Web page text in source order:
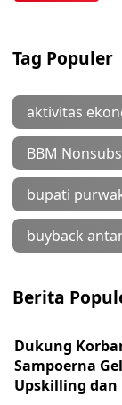
Tag Populer
aktivitas
BBM
bupati
buyback
Berita
Dukung
Sampoerna
Upskilling dan